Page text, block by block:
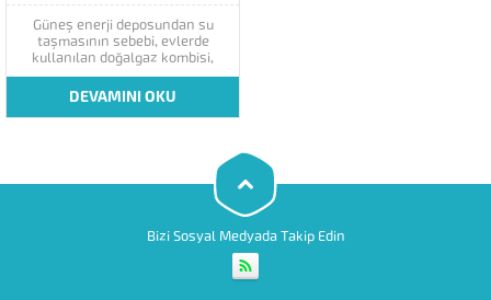
Güneş enerji deposundan su
taşmasının sebebi, evlerde
kullanılan doğalgaz kombisi,
termosifon ve şofbenin yanlış
kullanıldığını gösterir. Evdeki
tüm sıcak su tesisatında hem
güneş enerjisi hem de kombi ve
DEVAMINI OKU
Bizi Sosyal Medyada Takip Edin